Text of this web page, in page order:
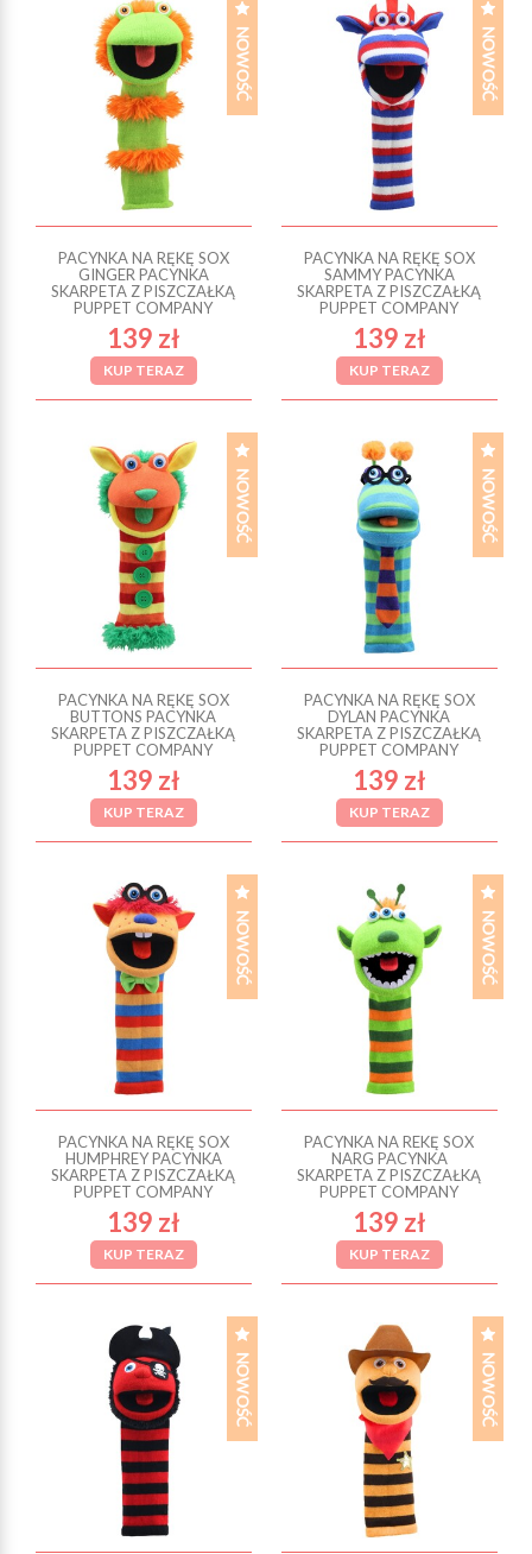
PACYNKA NA RĘKĘ SOX
GINGER PACYNKA
SKARPETA Z PISZCZAŁKĄ
PUPPET COMPANY
139 zł
KUP TERAZ
PACYNKA NA RĘKĘ SOX
SAMMY PACYNKA
SKARPETA Z PISZCZAŁKĄ
PUPPET COMPANY
139 zł
KUP TERAZ
PACYNKA NA RĘKĘ SOX
BUTTONS PACYNKA
SKARPETA Z PISZCZAŁKĄ
PUPPET COMPANY
139 zł
KUP TERAZ
PACYNKA NA RĘKĘ SOX
DYLAN PACYNKA
SKARPETA Z PISZCZAŁKĄ
PUPPET COMPANY
139 zł
KUP TERAZ
PACYNKA NA RĘKĘ SOX
HUMPHREY PACYNKA
SKARPETA Z PISZCZAŁKĄ
PUPPET COMPANY
139 zł
KUP TERAZ
PACYNKA NA REKĘ SOX
NARG PACYNKA
SKARPETA Z PISZCZAŁKĄ
PUPPET COMPANY
139 zł
KUP TERAZ